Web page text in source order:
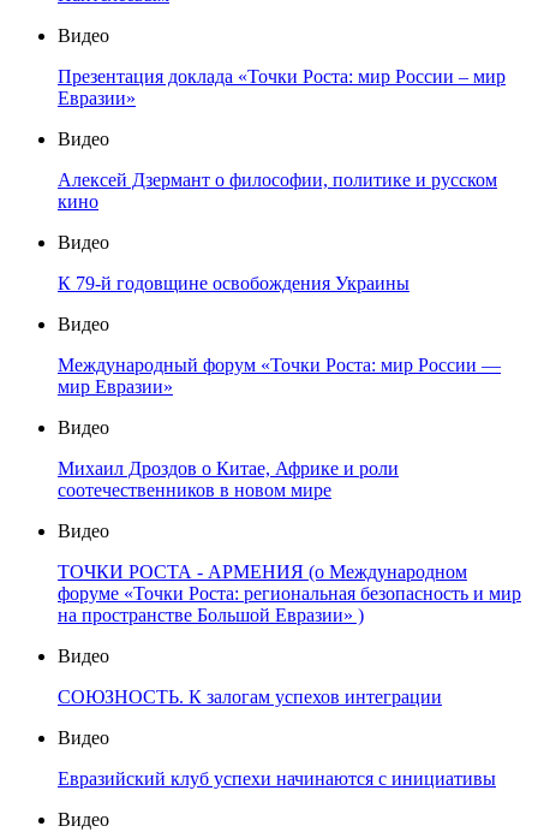
Видео
Презентация доклада «Точки Роста: мир России – мир
Евразии»
Видео
Алексей Дзермант о философии, политике и русском
кино
Видео
К 79-й годовщине освобождения Украины
Видео
Международный форум «Точки Роста: мир России —
мир Евразии»
Видео
Михаил Дроздов о Китае, Африке и роли
соотечественников в новом мире
Видео
ТОЧКИ РОСТА - АРМЕНИЯ (о Международном
форуме «Точки Роста: региональная безопасность и мир
на пространстве Большой Евразии» )
Видео
СОЮЗНОСТЬ. К залогам успехов интеграции
Видео
Евразийский клуб успехи начинаются с инициативы
Видео